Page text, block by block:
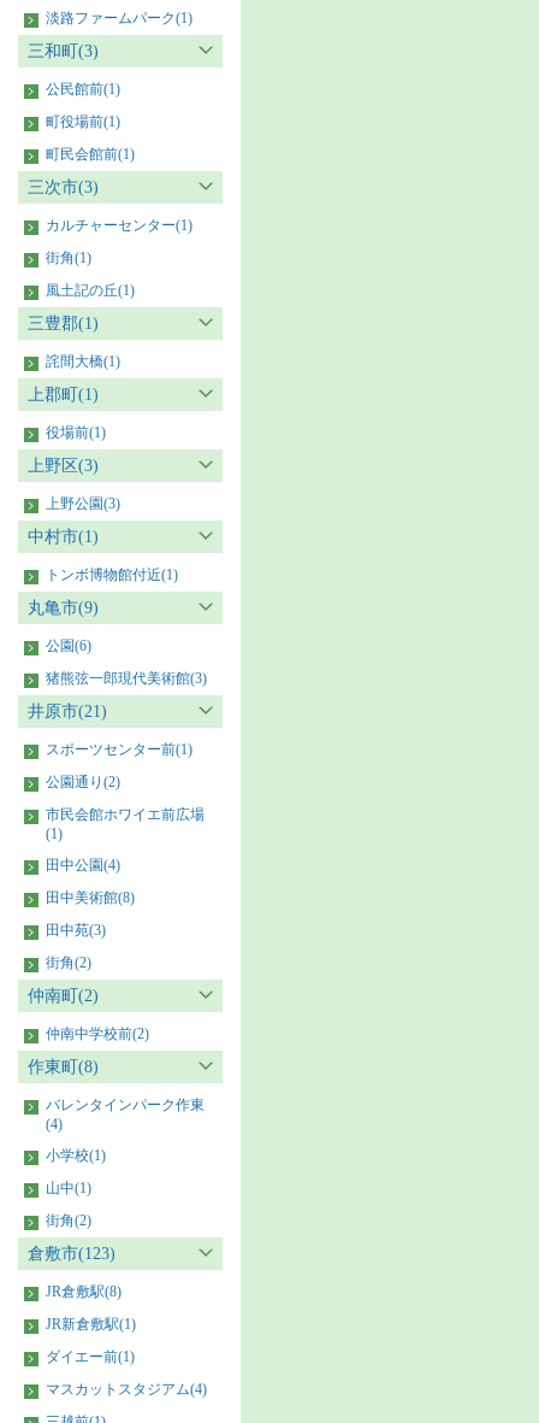
淡路ファームパーク(1)
三和町(3)
公民館前(1)
町役場前(1)
町民会館前(1)
三次市(3)
カルチャーセンター(1)
街角(1)
風土記の丘(1)
三豊郡(1)
詫間大橋(1)
上郡町(1)
役場前(1)
上野区(3)
上野公園(3)
中村市(1)
トンボ博物館付近(1)
丸亀市(9)
公園(6)
猪熊弦一郎現代美術館(3)
井原市(21)
スポーツセンター前(1)
公園通り(2)
市民会館ホワイエ前広場
(1)
田中公園(4)
田中美術館(8)
田中苑(3)
街角(2)
仲南町(2)
仲南中学校前(2)
作東町(8)
バレンタインパーク作東
(4)
小学校(1)
山中(1)
街角(2)
倉敷市(123)
JR倉敷駅(8)
JR新倉敷駅(1)
ダイエー前(1)
マスカットスタジアム(4)